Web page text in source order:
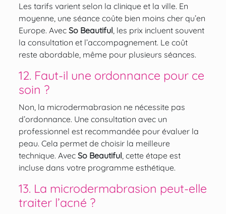
Les tarifs varient selon la clinique et la ville. En
moyenne, une séance coûte bien moins cher qu’en
Europe. Avec So Beautiful , les prix incluent souvent
la consultation et l’accompagnement. Le coût
reste abordable, même pour plusieurs séances.
12. Faut-il une ordonnance pour ce
soin ?
Non, la microdermabrasion ne nécessite pas
d’ordonnance. Une consultation avec un
professionnel est recommandée pour évaluer la
peau. Cela permet de choisir la meilleure
technique. Avec So Beautiful , cette étape est
incluse dans votre programme esthétique.
13. La microdermabrasion peut-elle
traiter l’acné ?